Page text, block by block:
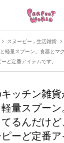
スヌーピー , 生活雑貨
軽量スプーン。食器とマ
ど定番アイテムです。
ッチン雑
量スプー
るんだけ
ーど定番ア